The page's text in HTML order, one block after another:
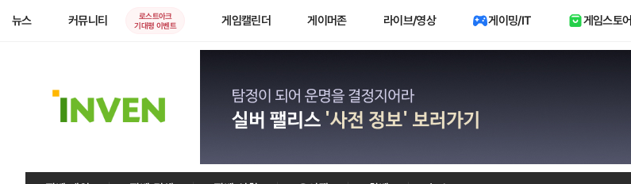
뉴스 커뮤니티
로스트아크
기대평 이벤트
게임캘린더 게이머존 라이브/영상 게이밍/IT 게임스토어